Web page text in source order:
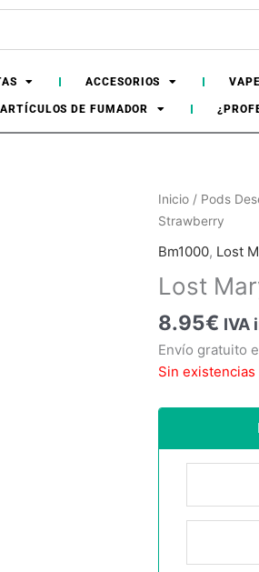
ACCESORIOS
ARTÍCULOS DE FUMADOR
Inicio/ Pods
Strawberry
Bm1000, Lost
Lost
8.95€ IVA
Envío gratuito
Sin existencias